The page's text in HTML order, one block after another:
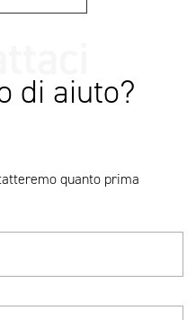
di aiuto?
quanto prima